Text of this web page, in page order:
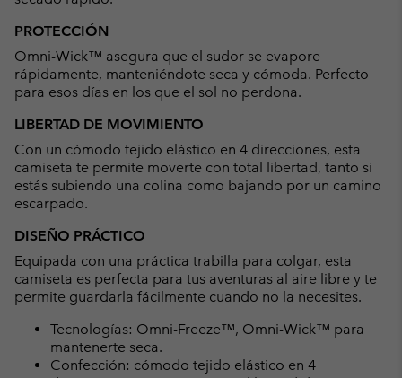
PROTECCIÓN
Omni-Wick™ asegura que el sudor se evapore
rápidamente, manteniéndote seca y cómoda. Perfecto
para esos días en los que el sol no perdona.
LIBERTAD DE MOVIMIENTO
Con un cómodo tejido elástico en 4 direcciones, esta
camiseta te permite moverte con total libertad, tanto si
estás subiendo una colina como bajando por un camino
escarpado.
DISEÑO PRÁCTICO
Equipada con una práctica trabilla para colgar, esta
camiseta es perfecta para tus aventuras al aire libre y te
permite guardarla fácilmente cuando no la necesites.
Tecnologías: Omni-Freeze™, Omni-Wick™ para
mantenerte seca.
Confección: cómodo tejido elástico en 4